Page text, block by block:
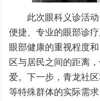
此次眼科义诊活动
便捷、专业的眼部诊
眼部健康的重视程度
区与居民之间的距离
爱。下一步，青龙社
等特殊群体的实际需